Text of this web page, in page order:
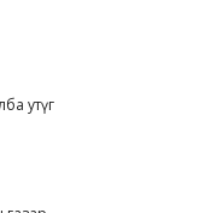
утүг